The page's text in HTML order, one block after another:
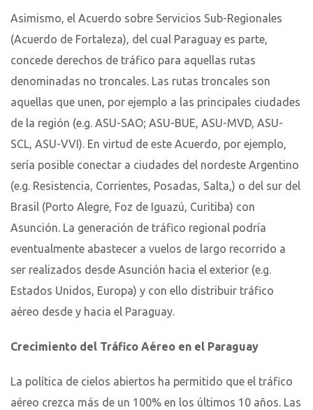
Asimismo, el Acuerdo sobre Servicios Sub-Regionales
(Acuerdo de Fortaleza), del cual Paraguay es parte,
concede derechos de tráfico para aquellas rutas
denominadas no troncales. Las rutas troncales son
aquellas que unen, por ejemplo a las principales ciudades
de la región (e.g. ASU-SAO; ASU-BUE, ASU-MVD, ASU-
SCL, ASU-VVI). En virtud de este Acuerdo, por ejemplo,
sería posible conectar a ciudades del nordeste Argentino
(e.g. Resistencia, Corrientes, Posadas, Salta,) o del sur del
Brasil (Porto Alegre, Foz de Iguazú, Curitiba) con
Asunción. La generación de tráfico regional podría
eventualmente abastecer a vuelos de largo recorrido a
ser realizados desde Asunción hacia el exterior (e.g.
Estados Unidos, Europa) y con ello distribuir tráfico
aéreo desde y hacia el Paraguay.
Crecimiento del Tráfico Aéreo en el Paraguay
La política de cielos abiertos ha permitido que el tráfico
aéreo crezca más de un 100% en los últimos 10 años. Las